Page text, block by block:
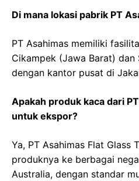
Di mana lokasi pabrik PT
PT Asahimas memiliki
Cikampek (Jawa Barat)
dengan kantor pusat di
Apakah produk kaca dari
untuk ekspor?
Ya, PT Asahimas Flat Glass
produknya ke berbagai
Australia, dengan standar